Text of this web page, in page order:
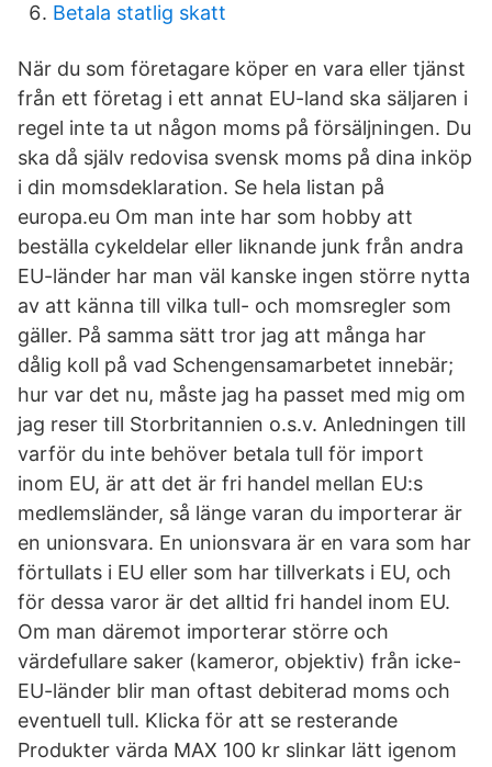
Betala statlig skatt
När du som företagare köper en vara eller tjänst
från ett företag i ett annat EU-land ska säljaren i
regel inte ta ut någon moms på försäljningen. Du
ska då själv redovisa svensk moms på dina inköp
i din momsdeklaration. Se hela listan på
europa.eu Om man inte har som hobby att
beställa cykeldelar eller liknande junk från andra
EU-länder har man väl kanske ingen större nytta
av att känna till vilka tull- och momsregler som
gäller. På samma sätt tror jag att många har
dålig koll på vad Schengensamarbetet innebär;
hur var det nu, måste jag ha passet med mig om
jag reser till Storbritannien o.s.v. Anledningen till
varför du inte behöver betala tull för import
inom EU, är att det är fri handel mellan EU:s
medlemsländer, så länge varan du importerar är
en unionsvara. En unionsvara är en vara som har
förtullats i EU eller som har tillverkats i EU, och
för dessa varor är det alltid fri handel inom EU.
Om man däremot importerar större och
värdefullare saker (kameror, objektiv) från icke-
EU-länder blir man oftast debiterad moms och
eventuell tull. Klicka för att se resterande
Produkter värda MAX 100 kr slinkar lätt igenom